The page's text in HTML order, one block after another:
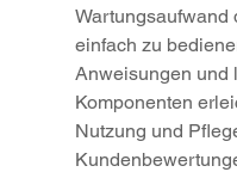
Wartungsaufwand
einfach zu
Anweisungen und
Komponenten
Nutzung und